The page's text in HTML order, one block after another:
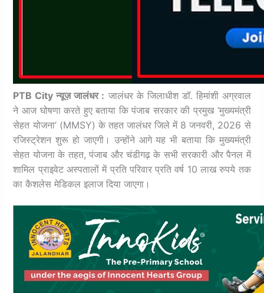
PTB City न्यूज़ जालंधर : जालंधर के जिलाधीश डॉ. हिमांशी अग्रवाल
ने आज घोषणा करते हुए बताया कि पंजाब सरकार की प्रमुख ‘मुख्यमंत्री
सेहत योजना’ (MMSY) के तहत जालंधर जिले में 8 जनवरी, 2026 से
रजिस्ट्रेशन शुरू हो जाएगी। उन्होंने आगे यह भी बताया कि मुख्यमंत्री
सेहत योजना के तहत, पंजाब और चंडीगढ़ के सभी सरकारी और पैनल में
शामिल प्राइवेट अस्पतालों में प्रति परिवार प्रति वर्ष 10 लाख रुपये तक
का कैशलेस मेडिकल इलाज दिया जाएगा।